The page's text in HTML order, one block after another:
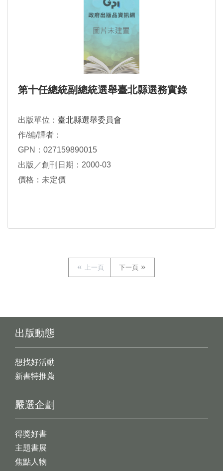
第十任總統副總統選舉臺北縣選務實錄
出版單位： 臺北縣選舉委員會
作/編/譯者：
GPN：027159890015
出版／創刊日期：2000-03
價格：未定價
上一頁 下一頁
出版動態
想找好活動
新書特推薦
嚴選企劃
得獎好書
主題書展
焦點人物